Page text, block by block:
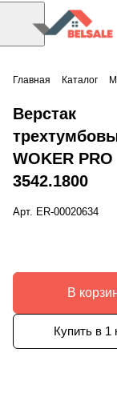
Главная Каталог
Верстак
WOKER PRO
3542.1800
Арт. ER-00020634
В
Купить в 1